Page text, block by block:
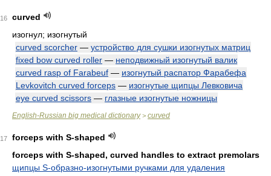
16
curved
изогнул; изогнутый
curved scorcher — устройство для сушки изогнутых матриц
fixed bow curved roller — неподвижный изогнутый валик
curved rasp of Farabeuf — изогнутый распатор Фарабефа
Levkovitch curved forceps — изогнутые щипцы Левковича
eye curved scissors — глазные изогнутые ножницы
English-Russian big medical dictionary> curved
17
forceps with S-shaped
forceps with S-shaped, curved handles to extract premolars
щипцы S-образно-изогнутыми ручками для удаления